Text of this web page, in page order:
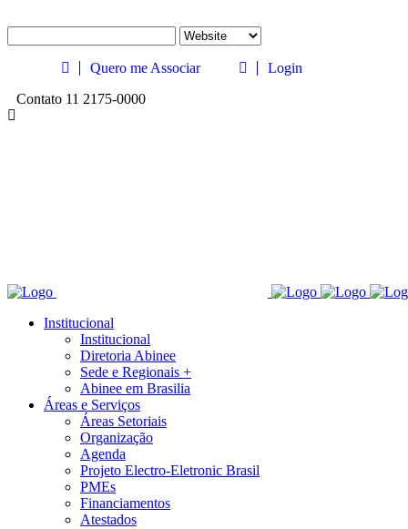
Quero me Associar
Login
Contato 11 2175-0000
Institucional
Institucional
Diretoria Abinee
Sede e Regionais +
Abinee em Brasilia
Áreas e Serviços
Áreas Setoriais
Organização
Agenda
Projeto Electro-Eletronic Brasil
PMEs
Financiamentos
Atestados